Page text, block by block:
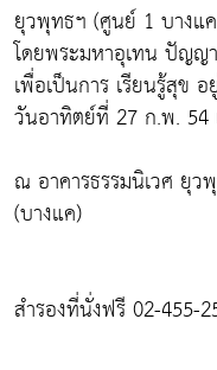
ยุวพุทธฯ (ศูนย์ 1 บางแ
โดยพระมหาอุเทน ปัญญ
เพื่อเป็นการ เรียนรู้สุข
วันอาทิตย์ที่ 27 ก.พ. 54
ณ อาคารธรรมนิเวศ ยุว
(บางแค)
สำรองที่นั่งฟรี 02-455-